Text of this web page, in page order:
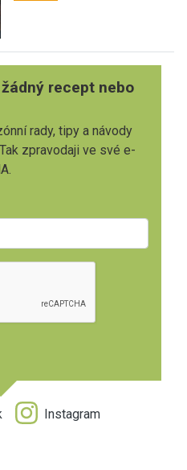
recept nebo
rady, tipy a návody
zpravodaji ve své e-
Instagram